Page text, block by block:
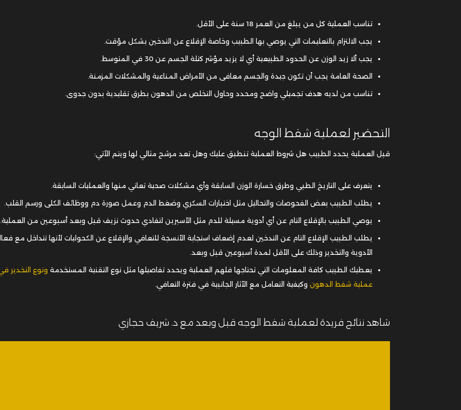
تناسب العملية كل من يبلغ من العمر 18 سنة على الأقل.
يجب الالتزام بالتعليمات التي يوصي بها الطبيب وخاصة الإقلاع عن التدخين بشكل مؤقت.
يجب ألا زيد الوزن عن الحدود الطبيعية أي لا يزيد مؤشر كتلة الجسم عن 30 في المتوسط.
الصحة العامة يجب أن تكون جيدة والجسم معافى من الأمراض المناعية والمشكلات المزمنة.
تناسب من لديه هدف تجميلي واضح ومحدد وحاول التخلص من الدهون بطرق تقليدية بدون جدوى.
التحضير لعملية شفط الوجه
قبل العملية يحدد الطبيب هل شروط العملية تنطبق عليك وهل تعد مرشح مثالي لها ويتم الآتي:
يتعرف على التاريخ الطبي وطرق خسارة الوزن السابقة وأي مشكلات صحية تعاني منها والعمليات السابقة.
يطلب الطبيب بعض الفحوصات والتحاليل مثل اختبارات السكري وضغط الدم وعمل صورة دم ووظائف الكلى ورسم القلب.
يوصي الطبيب بالإقلاع التام عن أي أدوية مسيلة للدم مثل الأسبرين لتفادي حدوث نزيف قبل وبعد أسبوعين من العملية.
يطلب الطبيب الإقلاع التام عن التدخين لعدم إضعاف استجابة الأنسجة للتعافي والإقلاع عن الكحوليات لأنها تتداخل مع
الأدوية والتخدير وذلك على الأقل لمدة أسبوعين قبل وبعد.
يعطيك الطبيب كافة المعلومات التي تحتاجها فلهم العملية ويحدد تفاصيلها مثل نوع التقنية المستخدمةونوع التخدير
عملية شفط الدهونوكيفية التعامل مع الآثار الجانبية في فترة التعافي.
شاهد نتائج فريدة لعملية شفط الوجه قبل وبعد مع د. شريف حجازي